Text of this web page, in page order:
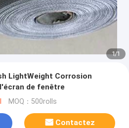
1/1
LightWeight Corrosion
de fenêtre
MOQ：500rolls
Contactez